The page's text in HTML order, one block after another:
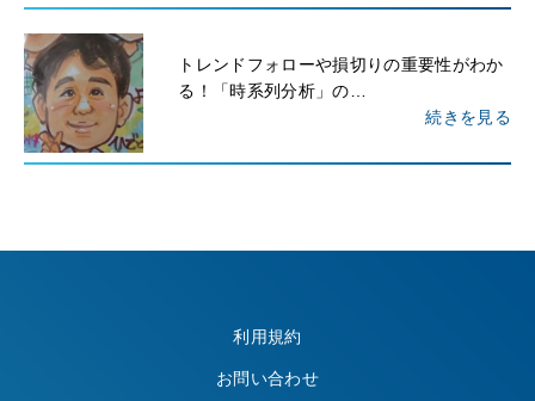
トレンドフォローや損切りの重要性がわか
る！「時系列分析」の…
続きを見る
利用規約
お問い合わせ